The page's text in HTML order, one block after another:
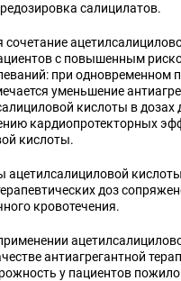
салицилатов.
сочетание
с повышенным
при одновременном
уменьшение
кислоты в дозах
кардиопротекторных
кислоты.
ацетилсалициловой
доз
кровотечения.
антиагрегантной
у пациентов